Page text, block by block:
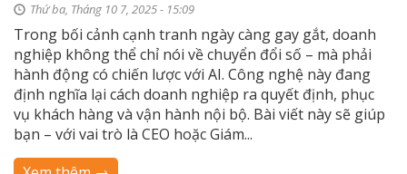
Thứ ba, Tháng 10 7, 2025 - 15:09
Trong bối cảnh cạnh tranh ngày càng gay gắt, doanh
nghiệp không thể chỉ nói về chuyển đổi số – mà phải
hành động có chiến lược với AI. Công nghệ này đang
định nghĩa lại cách doanh nghiệp ra quyết định, phục
vụ khách hàng và vận hành nội bộ. Bài viết này sẽ giúp
bạn – với vai trò là CEO hoặc Giám...